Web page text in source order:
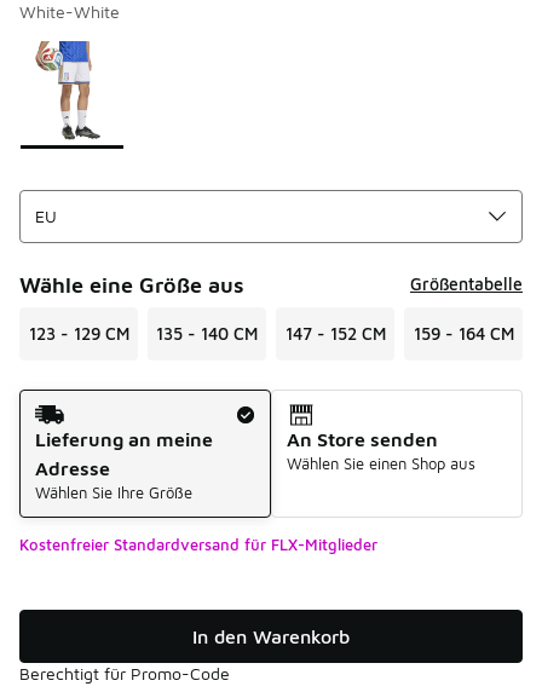
White-White
Seite 1 von 1 zeigt die Farben 1 bis 1 von 1 an.
Bitte wählen Sie einen Stil aus
Wähle eine Größe aus Größentabelle
123 - 129 CM 135 - 140 CM 147 - 152 CM 159 - 164 CM
Versandart
Lieferung an meine
Adresse
Wählen Sie Ihre Größe
An Store senden
Wählen Sie einen Shop aus
Kostenfreier Standardversand für FLX-Mitglieder
In den Warenkorb
Berechtigt für Promo-Code